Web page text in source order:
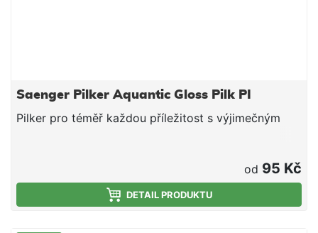
Saenger Pilker Aquantic Gloss Pilk PI
Pilker pro téměř každou příležitost s výjimečným
od 95 Kč
DETAIL PRODUKTU